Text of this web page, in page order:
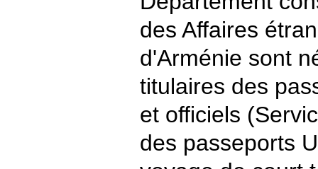
des Affaires
d'Arménie sont
titulaires des
et officiels
des passeports